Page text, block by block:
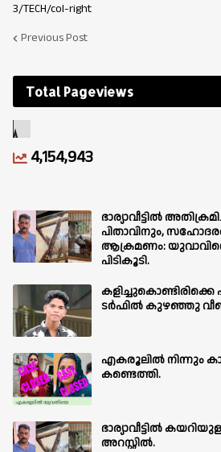
3/TECH/col-right
Previous Post
Total Pageviews
4,154,943
ഭാര്യാവീട്ടിൽ
പിതാവിനും,
ആക്രമണം:
പിടികൂടി.
ടർഫിൽ കുഴഞ്ഞു
എകരൂലിൽ നിന്നും
കണ്ടെത്തി.
ഭാര്യാവീട്ടിൽ
അറസ്റ്റിൽ.